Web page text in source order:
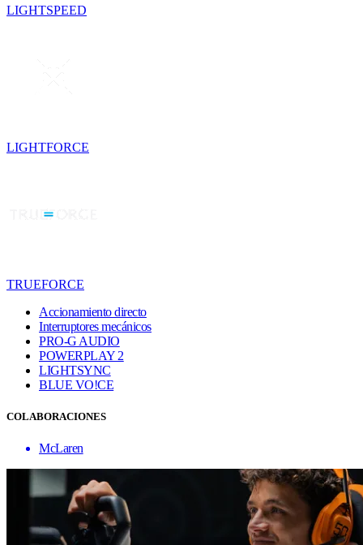
LIGHTSPEED
LIGHTFORCE
TRUEFORCE
Accionamiento directo
Interruptores mecánicos
PRO-G AUDIO
POWERPLAY 2
LIGHTSYNC
BLUE VO!CE
COLABORACIONES
McLaren